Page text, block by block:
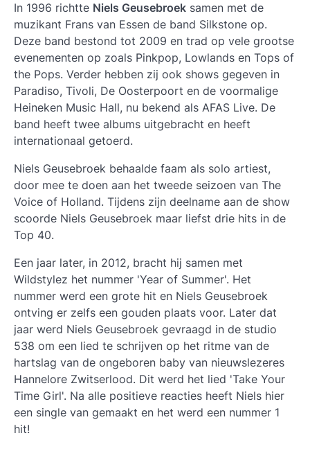
In 1996 richtte Niels Geusebroek samen met de
muzikant Frans van Essen de band Silkstone op.
Deze band bestond tot 2009 en trad op vele grootse
evenementen op zoals Pinkpop, Lowlands en Tops of
the Pops. Verder hebben zij ook shows gegeven in
Paradiso, Tivoli, De Oosterpoort en de voormalige
Heineken Music Hall, nu bekend als AFAS Live. De
band heeft twee albums uitgebracht en heeft
internationaal getoerd.
Niels Geusebroek behaalde faam als solo artiest,
door mee te doen aan het tweede seizoen van The
Voice of Holland. Tijdens zijn deelname aan de show
scoorde Niels Geusebroek maar liefst drie hits in de
Top 40.
Een jaar later, in 2012, bracht hij samen met
Wildstylez het nummer 'Year of Summer'. Het
nummer werd een grote hit en Niels Geusebroek
ontving er zelfs een gouden plaats voor. Later dat
jaar werd Niels Geusebroek gevraagd in de studio
538 om een lied te schrijven op het ritme van de
hartslag van de ongeboren baby van nieuwslezeres
Hannelore Zwitserlood. Dit werd het lied 'Take Your
Time Girl'. Na alle positieve reacties heeft Niels hier
een single van gemaakt en het werd een nummer 1
hit!